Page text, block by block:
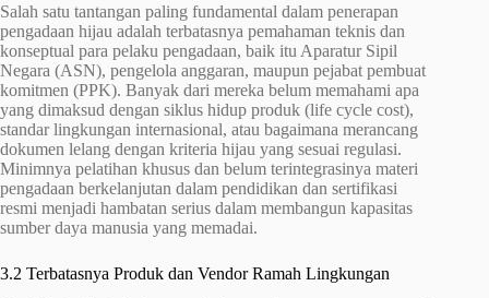
Salah satu tantangan paling fundamental dalam penerapan
pengadaan hijau adalah terbatasnya pemahaman teknis dan
konseptual para pelaku pengadaan, baik itu Aparatur Sipil
Negara (ASN), pengelola anggaran, maupun pejabat pembuat
komitmen (PPK). Banyak dari mereka belum memahami apa
yang dimaksud dengan siklus hidup produk (life cycle cost),
standar lingkungan internasional, atau bagaimana merancang
dokumen lelang dengan kriteria hijau yang sesuai regulasi.
Minimnya pelatihan khusus dan belum terintegrasinya materi
pengadaan berkelanjutan dalam pendidikan dan sertifikasi
resmi menjadi hambatan serius dalam membangun kapasitas
sumber daya manusia yang memadai.
3.2 Terbatasnya Produk dan Vendor Ramah Lingkungan